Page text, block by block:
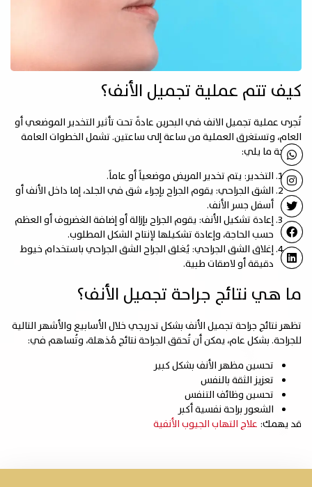
كيف تتم عملية تجميل الأنف؟
تُجرى عملية تجميل الانف في البحرين عادةً تحت تأثير التخدير الموضعي أو
العام، وتستغرق العملية من ساعة إلى ساعتين. تشمل الخطوات العامة
للجراحة ما يلي:
التخدير: يتم تخدير المريض موضعياً أو عاماً.
الشق الجراحي: يقوم الجراح بإجراء شق في الجلد، إما داخل الأنف أو
أسفل جسر الأنف.
إعادة تشكيل الأنف: يقوم الجراح بإزالة أو إضافة الغضروف أو العظم
حسب الحاجة، وإعادة تشكيلها لإنتاج الشكل المطلوب.
إغلاق الشق الجراحي: يُغلق الجراح الشق الجراحي باستخدام خيوط
دقيقة أو لاصقات طبية.
ما هي نتائج جراحة تجميل الأنف؟
تظهر نتائج جراحة تجميل الأنف بشكل تدريجي خلال الأسابيع والأشهر التالية
للجراحة. بشكل عام، يمكن أن تُحقق الجراحة نتائج مُذهلة، وتُساهم في:
تحسين مظهر الأنف بشكل كبير
تعزيز الثقة بالنفس
تحسين وظائف التنفس
الشعور براحة نفسية أكبر
قد يهمك: علاج التهاب الجيوب الأنفية